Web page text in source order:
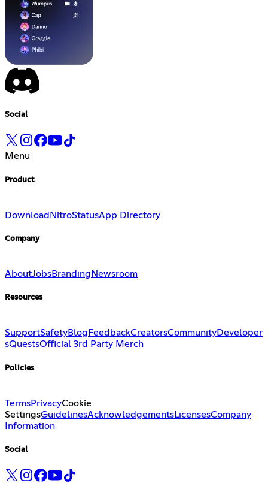
Social
Menu
Product
Download NitroStatusApp Directory
Company
AboutJobsBranding Newsroom
Resources
SupportSafetyBlog FeedbackCreatorsCommunityDeveloper
sQuestsOfficial 3rd Party Merch
Policies
TermsPrivacyCookie
SettingsGuidelinesAcknowledgementsLicensesCompany
Information
Social